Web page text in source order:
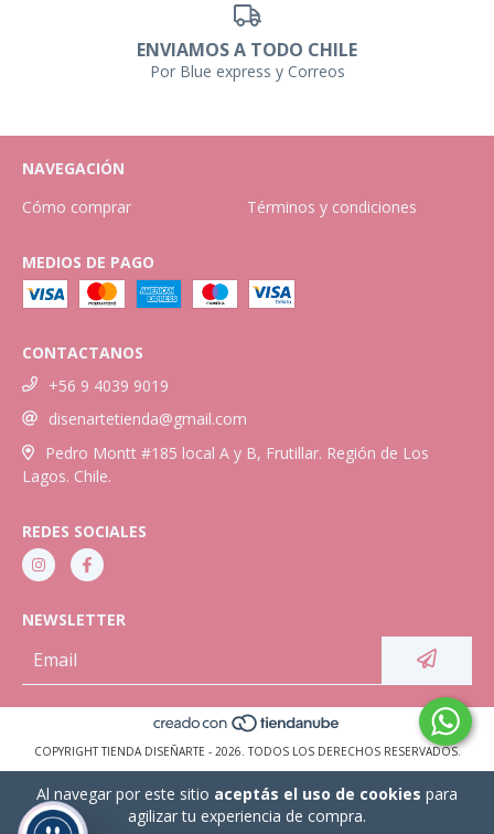
Al navegar por este sitio aceptás el uso de cookies para
agilizar tu experiencia de compra.
ENVIAMOS A TODO CHILE
Por Blue express y Correos
NAVEGACIÓN
Cómo comprar
Términos y condiciones
MEDIOS DE PAGO
CONTACTANOS
+56 9 4039 9019
disenartetienda@gmail.com
Pedro Montt #185 local A y B, Frutillar. Región de Los
Lagos. Chile.
REDES SOCIALES
NEWSLETTER
COPYRIGHT TIENDA DISEÑARTE - 2026. TODOS LOS DERECHOS RESERVADOS.